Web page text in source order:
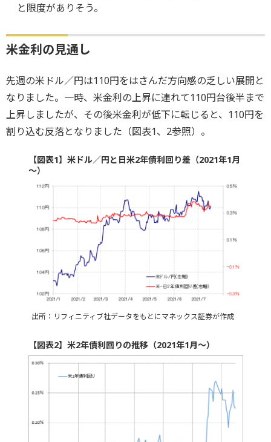
と限度がありそう。
米金利の見通し
先週の米ドル／円は110円をはさんだ方向感の乏しい展開と
なりました。一時、米金利の上昇に連れて110円台後半まで
上昇しましたが、その後米金利が低下に転じると、110円を
割り込む反落となりました（図表1、2参照）。
【図表1】米ドル／円と日米2年債利回り差（2021年1月
～）
出所：リフィニティブ社データをもとにマネックス証券が作成
【図表2】米2年債利回りの推移（2021年1月～）